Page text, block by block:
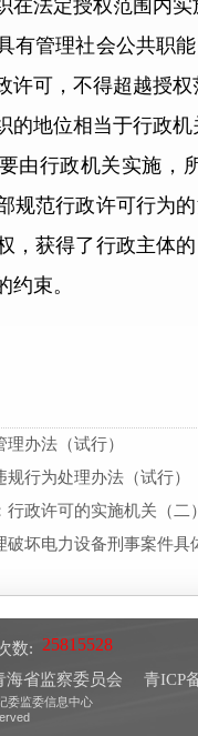
法定授权范围内实
管理社会公共职能
许可，不得超越授
地位相当于行政机
行政机关实施，所
规范行政许可行为
，获得了行政主体
约束。
办法（试行）
行为处理办法（试行）
行政许可的实施机关（二
破坏电力设备刑事案件具
数:
海省监察委员会
青ICP
监委信息中心